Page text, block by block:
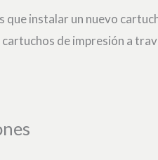
que instalar un nuevo
cartuchos de impresión a